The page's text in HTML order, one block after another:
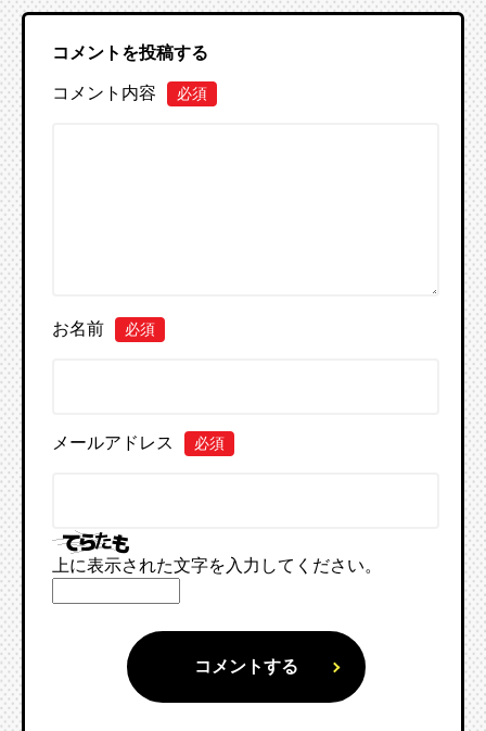
コメントを投稿する
コメント内容 必須
お名前 必須
メールアドレス 必須
上に表示された文字を入力してください。